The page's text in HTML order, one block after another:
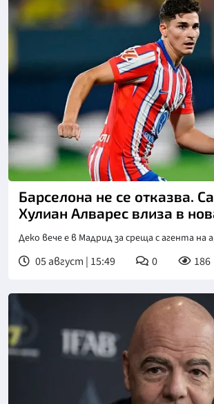
Снимка: goggle
Барселона не се отказва.
Хулиан Алварес влиза в
Деко вече е в Мадрид за среща с агента на
05 август | 15:49 0 186